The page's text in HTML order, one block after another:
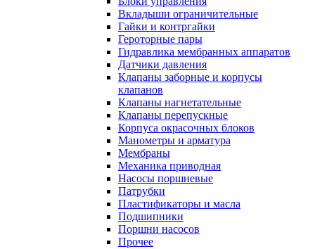
Вкладыши ограничительные
Гайки и контргайки
Героторные пары
Гидравлика мембранных аппаратов
Датчики давления
Клапаны заборные и корпусы
клапанов
Клапаны нагнетательные
Клапаны перепускные
Корпуса окрасочных блоков
Манометры и арматура
Мембраны
Механика приводная
Насосы поршневые
Патрубки
Пластификаторы и масла
Подшипники
Поршни насосов
Прочее